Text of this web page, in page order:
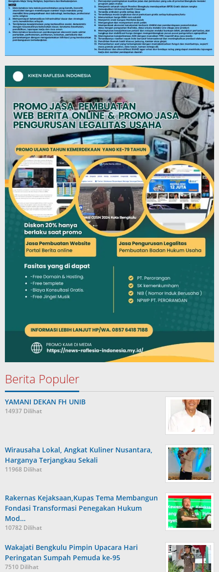
Berita Populer
YAMANI DEKAN FH UNIB
14937 Dilihat
Wirausaha Lokal, Angkat Kuliner Nusantara,
Harganya Terjangkau Sekali
11968 Dilihat
Rakernas Kejaksaan,Kupas Tema Membangun
Fondasi Transformasi Penegakan Hukum
Mod…
10782 Dilihat
Wakajati Bengkulu Pimpin Upacara Hari
Peringatan Sumpah Pemuda ke-95
7510 Dilihat